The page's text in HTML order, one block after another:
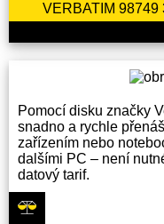
VERBATIM 98749
Pomocí disku značky
snadno a rychle
zařízením nebo
dalšími PC – není
datový tarif.